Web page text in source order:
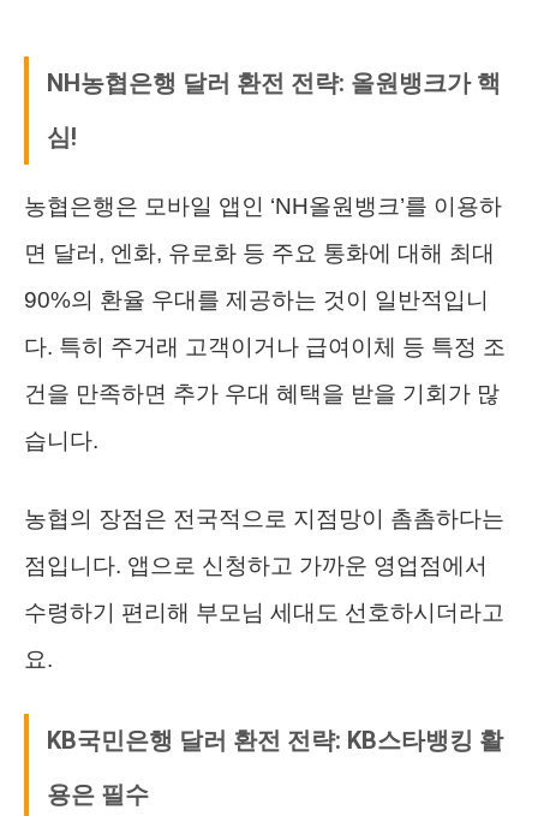
NH농협은행 달러 환전 전략: 올원뱅크가 핵
심!
농협은행은 모바일 앱인 ‘NH올원뱅크’를 이용하
면 달러, 엔화, 유로화 등 주요 통화에 대해 최대
90%의 환율 우대를 제공하는 것이 일반적입니
다. 특히 주거래 고객이거나 급여이체 등 특정 조
건을 만족하면 추가 우대 혜택을 받을 기회가 많
습니다.
농협의 장점은 전국적으로 지점망이 촘촘하다는
점입니다. 앱으로 신청하고 가까운 영업점에서
수령하기 편리해 부모님 세대도 선호하시더라고
요.
KB국민은행 달러 환전 전략: KB스타뱅킹 활
용은 필수